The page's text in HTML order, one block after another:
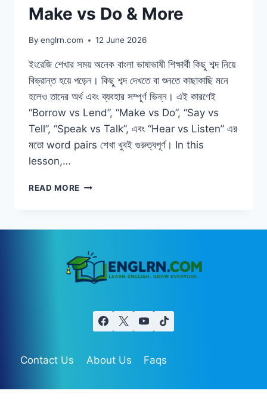
Make vs Do & More
By englrn.com 12 June 2026
ইংরেজি শেখার সময় অনেক বাংলা ভাষাভাষী শিক্ষার্থী কিছু শব্দ নিয়ে
বিভ্রান্ত হয়ে পড়েন। কিছু শব্দ দেখতে বা শুনতে কাছাকাছি মনে
হলেও তাদের অর্থ এবং ব্যবহার সম্পূর্ণ ভিন্ন। এই কারণেই
“Borrow vs Lend”, “Make vs Do”, “Say vs
Tell”, “Speak vs Talk”, এবং “Hear vs Listen” এর
মতো word pairs শেখা খুবই গুরুত্বপূর্ণ। In this
lesson,…
READ MORE 5
BORROW
VS
LEND,
Contact Us About Us Faqs